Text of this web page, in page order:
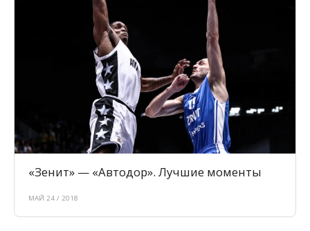
«Зенит» — «Автодор». Лучшие моменты
МАЙ 24 / 2018